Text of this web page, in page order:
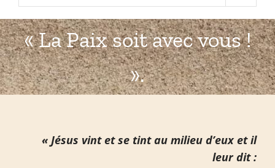
« La Paix soit avec vous !
».
« Jésus vint et se tint au milieu d’eux et il
leur dit :